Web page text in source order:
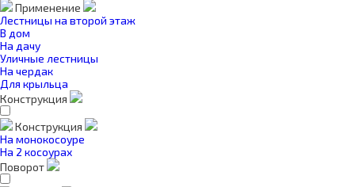
Применение
Лестницы на второй этаж
В дом
На дачу
Уличные лестницы
На чердак
Для крыльца
Конструкция
Конструкция
На монокосоуре
На 2 косоурах
Поворот